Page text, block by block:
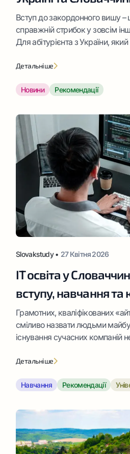
Вступ до закордонного вишу –
справжній стрибок у зовсім
Для абітурієнта з України,
заплутаним квестом. Розуміння
дедлайни та за що реально
Детальніше
Новини Рекомендації
Slovakstudy • 27 Квітня 2026
IT освіта у
вступу, навчання та
Грамотних, кваліфікованих
сміливо назвати людьми
існування сучасних компаній
від науки, медицини та
Детальніше
Навчання Рекомендації